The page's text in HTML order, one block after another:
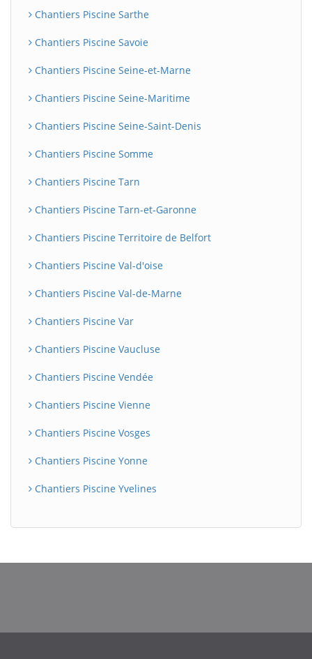
Chantiers Piscine Sarthe
Chantiers Piscine Savoie
Chantiers Piscine Seine-et-Marne
Chantiers Piscine Seine-Maritime
Chantiers Piscine Seine-Saint-Denis
Chantiers Piscine Somme
Chantiers Piscine Tarn
Chantiers Piscine Tarn-et-Garonne
Chantiers Piscine Territoire de Belfort
Chantiers Piscine Val-d'oise
Chantiers Piscine Val-de-Marne
Chantiers Piscine Var
Chantiers Piscine Vaucluse
Chantiers Piscine Vendée
Chantiers Piscine Vienne
Chantiers Piscine Vosges
Chantiers Piscine Yonne
Chantiers Piscine Yvelines
BatiWebPro